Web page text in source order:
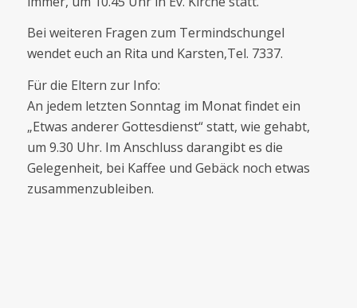
Bei weiteren Fragen zum Termindschungel
wendet euch an Rita und Karsten,Tel. 7337.
Für die Eltern zur Info:
An jedem letzten Sonntag im Monat findet ein
„Etwas anderer Gottesdienst“ statt, wie gehabt,
um 9.30 Uhr. Im Anschluss darangibt es die
Gelegenheit, bei Kaffee und Gebäck noch etwas
zusammenzubleiben.